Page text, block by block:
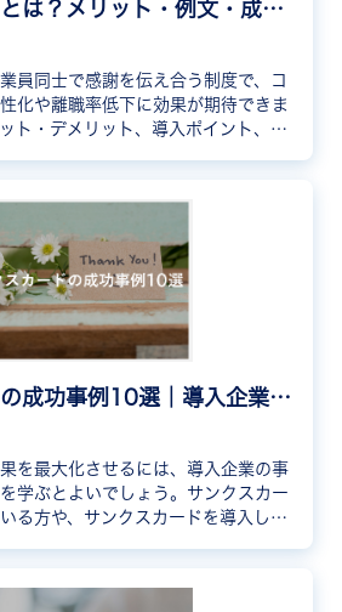
サンクスカードとは？メリット・例文・成功事例を紹介
員同士で感謝を伝え合う制度で、コ
化や離職率低下に効果が期待できま
ト・デメリット、導入ポイント、例
サンクスカードの成功事例10選｜導入企業から運用ポイントを学ぼう
を最大化させるには、導入企業の事
学ぶとよいでしょう。サンクスカー
る方や、サンクスカードを導入した